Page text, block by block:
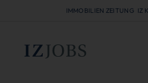
IMMOBILIEN ZEITUNG IZ